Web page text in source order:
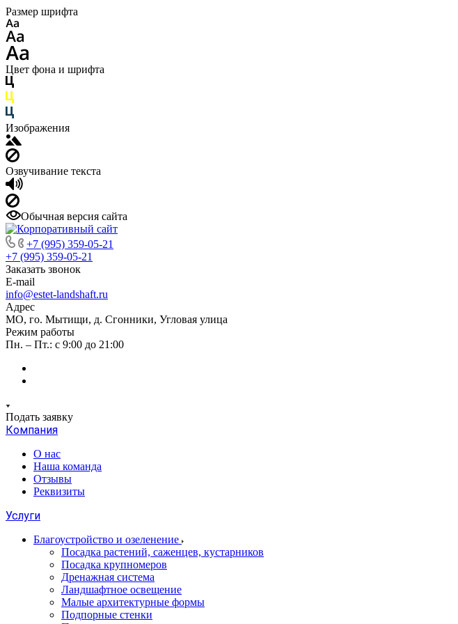
Размер шрифта
Цвет фона и шрифта
Изображения
Озвучивание текста
Обычная версия сайта
+7 (995) 359-05-21
+7 (995) 359-05-21
Заказать звонок
E-mail
info@estet-landshaft.ru
Адрес
МО, го. Мытищи, д. Сгонники, Угловая улица
Режим работы
Пн. – Пт.: с 9:00 до 21:00
Подать заявку
Компания
О нас
Наша команда
Отзывы
Реквизиты
Услуги
Благоустройство и озеленение
Посадка растений, саженцев, кустарников
Посадка крупномеров
Дренажная система
Ландшафтное освещение
Малые архитектурные формы
Подпорные стенки